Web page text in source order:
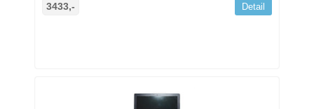
3433,- Detail